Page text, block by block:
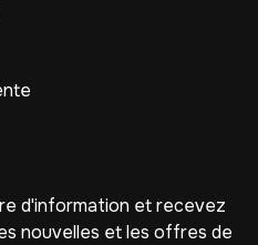
d'information et recevez
nouvelles et les offres de